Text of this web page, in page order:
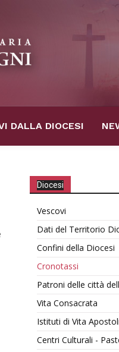
DALLA DIOCESI
Diocesi
Vescovi
Dati del Territorio
Confini della Diocesi
Cronotassi
Patroni delle città
Vita Consacrata
Istituti di Vita
Centri Culturali -